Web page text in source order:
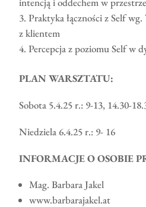
Praktyka łączności z Self
z klientem
Percepcja z poziomu Self w
PLAN WARSZTATU:
Sobota 5.4.25 r.: 9-13, 14.30-
Niedziela 6.4.25 r.: 9- 16
INFORMACJE O OSOBIE
Mag. Barbara Jakel
www.barbarajakel.at